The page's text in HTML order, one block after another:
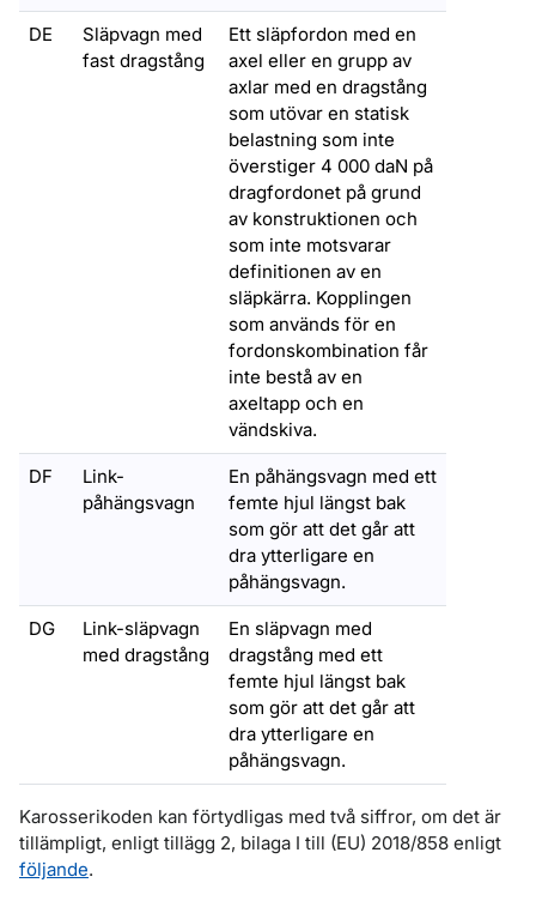
DE
Släpvagn med
fast dragstång
Ett släpfordon med en
axel eller en grupp av
axlar med en dragstång
som utövar en statisk
belastning som inte
överstiger 4 000 daN på
dragfordonet på grund
av konstruktionen och
som inte motsvarar
definitionen av en
släpkärra. Kopplingen
som används för en
fordonskombination får
inte bestå av en
axeltapp och en
vändskiva.
DF
Link-
påhängsvagn
En påhängsvagn med ett
femte hjul längst bak
som gör att det går att
dra ytterligare en
påhängsvagn.
DG
Link-släpvagn
med dragstång
En släpvagn med
dragstång med ett
femte hjul längst bak
som gör att det går att
dra ytterligare en
påhängsvagn.
Karosserikoden kan förtydligas med två siffror, om det är
tillämpligt, enligt tillägg 2, bilaga I till (EU) 2018/858 enligt
följande.